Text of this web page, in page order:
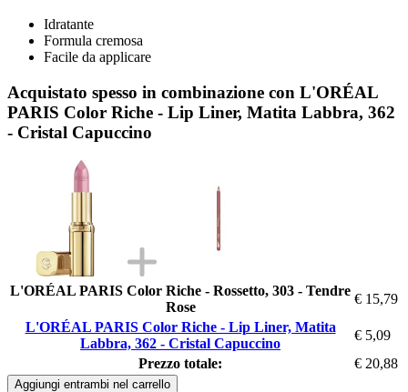
Idratante
Formula cremosa
Facile da applicare
Acquistato spesso in combinazione con L'ORÉAL
PARIS Color Riche - Lip Liner, Matita Labbra, 362
- Cristal Capuccino
L'ORÉAL PARIS Color Riche - Rossetto, 303 - Tendre
Rose
€ 15,79
L'ORÉAL PARIS Color Riche - Lip Liner, Matita
Labbra, 362 - Cristal Capuccino
€ 5,09
Prezzo totale:
€ 20,88
Aggiungi entrambi nel carrello